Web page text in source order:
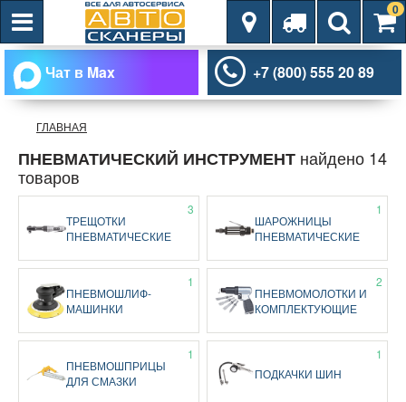
0
Чат в Max +7 (800) 555 20 89
ГЛАВНАЯ
ПНЕВМАТИЧЕСКИЙ ИНСТРУМЕНТ найдено 14
товаров
ТРЕЩОТКИ
ПНЕВМАТИЧЕСКИЕ
3
ШАРОЖНИЦЫ
ПНЕВМАТИЧЕСКИЕ
1
ПНЕВМОШЛИФ-
МАШИНКИ
1
ПНЕВМОМОЛОТКИ И
КОМПЛЕКТУЮЩИЕ
2
ПНЕВМОШПРИЦЫ
ДЛЯ СМАЗКИ
1
ПОДКАЧКИ ШИН
1